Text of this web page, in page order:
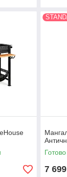
7 699